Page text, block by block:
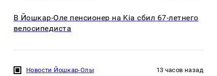
В Йошкар-Оле пенсионер на Kia сбил 67-летнего
велосипедиста
Новости Йошкар-Олы 13 часов назад